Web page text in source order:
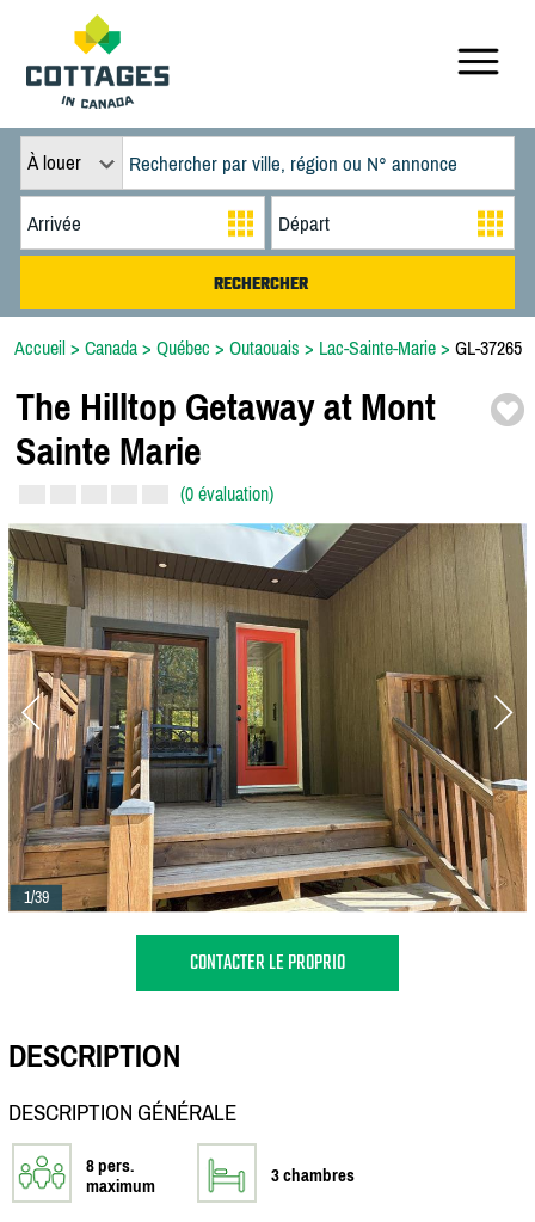
À louer
Accueil > Canada > Québec > Outaouais > Lac-Sainte-Marie > GL-37265
The Hilltop Getaway at Mont
Sainte Marie
(0 évaluation)
1/39
CONTACTER LE PROPRIO
DESCRIPTION
DESCRIPTION GÉNÉRALE
8 pers.
maximum
3 chambres